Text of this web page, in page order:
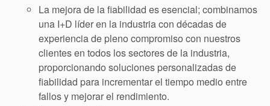
La mejora de la fiabilidad es esencial; combinamos
una I+D líder en la industria con décadas de
experiencia de pleno compromiso con nuestros
clientes en todos los sectores de la industria,
proporcionando soluciones personalizadas de
fiabilidad para incrementar el tiempo medio entre
fallos y mejorar el rendimiento.